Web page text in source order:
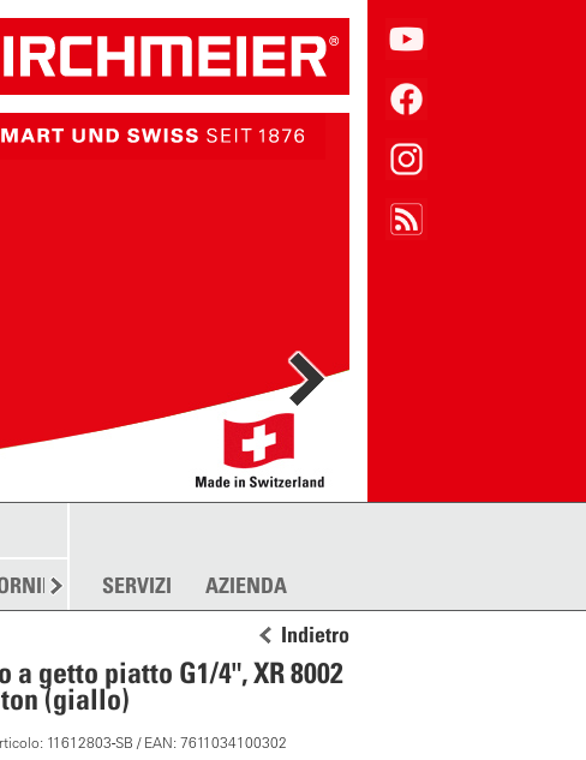
SPARGERE ALTRO
SERVIZI AZIENDA
Indietro
a getto piatto G1/4", XR 8002
(giallo)
11612803-SB / EAN: 7611034100302